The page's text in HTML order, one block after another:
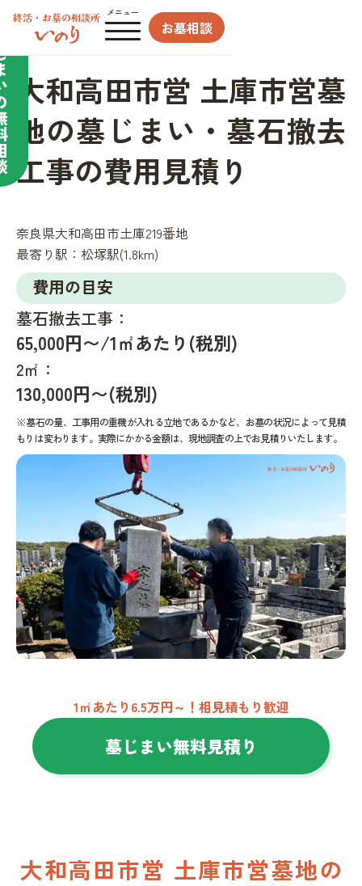
メニュー
お墓相談
大和高田市営 土庫市営墓
地の墓じまい・墓石撤去
工事の費用見積り
奈良県大和高田市土庫219番地
最寄り駅： 松塚駅(1.8km)
費用の目安
墓石撤去工事：
65,000円〜/1㎡あたり(税別)
2㎡：
130,000円〜(税別)
※墓石の量、工事用の重機が入れる立地であるかなど、お墓の状況によって見積
もりは変わります。実際にかかる金額は、現地調査の上でお見積りいたします。
1㎡あたり6.5万円～！相見積もり歓迎
墓じまい無料見積り
大和高田市営 土庫市営墓地の